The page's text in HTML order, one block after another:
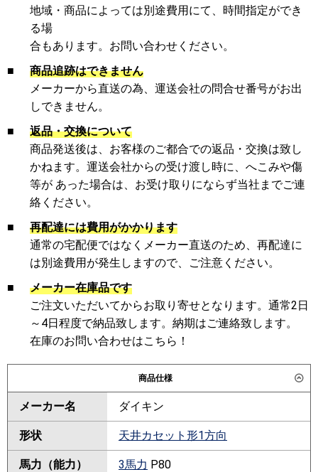
地域・商品によっては別途費用にて、時間指定ができ
る場
合もあります。お問い合わせください。
■
商品追跡はできません
メーカーから直送の為、運送会社の問合せ番号がお出
しできません。
■
返品・交換について
商品発送後は、お客様のご都合での返品・交換は致し
かねます。運送会社からの受け渡し時に、へこみや傷
等が あった場合は、お受け取りにならず当社までご連
絡ください。
■
再配達には費用がかかります
通常の宅配便ではなくメーカー直送のため、再配達に
は別途費用が発生しますので、ご注意ください。
■
メーカー在庫品です
ご注文いただいてからお取り寄せとなります。通常2日
～4日程度で納品致します。納期はご連絡致します。
在庫のお問い合わせはこちら！
商品仕様
メーカー名 ダイキン
形状 天井カセット形1方向
馬力（能力） 3馬力 P80